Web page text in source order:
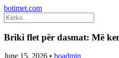
botimet.com
Briki flet për dasmat: Më
June 15, 2026 • boadmin